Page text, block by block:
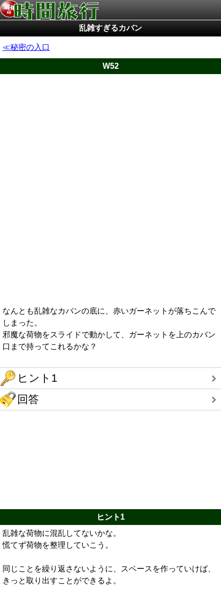
乱雑すぎるカバン
秘密の入口
W52
なんとも乱雑なカバンの底に、赤いガーネットが落ちこんで
しまった。
邪魔な荷物をスライドで動かして、ガーネットを上のカバン
口まで持ってこれるかな？
ヒント1
回答
ヒント1
乱雑な荷物に混乱してないかな。
慌てず荷物を整理していこう。
同じことを繰り返さないように、スペースを作っていけば、
きっと取り出すことができるよ。